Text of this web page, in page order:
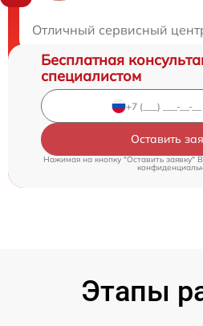
Отличный сервисный
Бесплатная
специалистом
Оставить
Нажимая на кнопку "Оставить заявку"
Этапы